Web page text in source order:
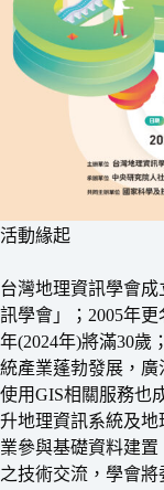
活動緣起
台灣地理資訊學會成
訊學會」；2005年
年(2024年)將滿30歲
統產業蓬勃發展，廣
使用GIS相關服務也
升地理資訊系統及
業參與基礎資料建
之技術交流，學會